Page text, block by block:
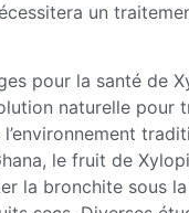
un
pour la santé de
naturelle pour
le fruit de
la bronchite sous